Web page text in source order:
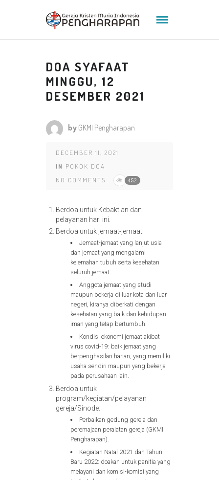
DOA SYAFAAT
MINGGU, 12
DESEMBER 2021
by GKMI Pengharapan
DECEMBER 11, 2021
IN POKOK DOA
NO COMMENTS
452
Berdoa untuk Kebaktian dan
pelayanan hari ini.
Berdoa untuk jemaat-jemaat:
Jemaat-jemaat yang lanjut usia
dan jemaat yang mengalami
kelemahan tubuh serta kesehatan
seluruh jemaat.
Anggota jemaat yang studi
maupun bekerja di luar kota dan luar
negeri, kiranya diberkati dengan
kesehatan yang baik dan kehidupan
iman yang tetap bertumbuh.
Kondisi ekonomi jemaat akibat
virus covid-19: baik jemaat yang
berpenghasilan harian, yang memiliki
usaha sendiri maupun yang bekerja
pada perusahaan lain.
Berdoa untuk
program/kegiatan/pelayanan
gereja/Sinode:
Perbaikan gedung gereja dan
peremajaan peralatan gereja (GKMI
Pengharapan).
Kegiatan Natal 2021 dan Tahun
Baru 2022: doakan untuk panitia yang
melayani dan komisi-komisi yang